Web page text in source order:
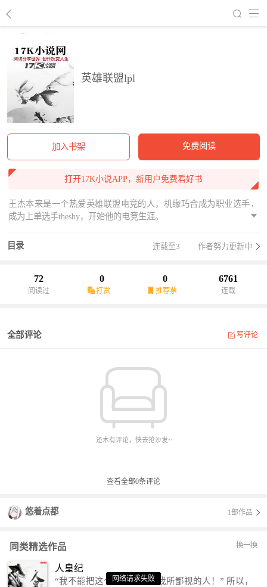
英雄联盟lpl
加入书架 免费阅读
打开17K小说APP，新用户免费看好书
王杰本来是一个热爱英雄联盟电竞的人，机缘巧合成为职业选手，
成为上单选手theshy，开始他的电竞生涯。
目录 连载至3 作者努力更新中
72
阅读过
0
打赏
0
推荐票
6761
连载
全部评论 写评论
还木有评论，快去抢沙发~
查看全部0条评论
悠着点都 1部作品
同类精选作品 换一换
人皇纪
“我不能把这个世界，让给我所鄙视的人！” 所以，
网络请求失败
网络请求失败
网络请求失败